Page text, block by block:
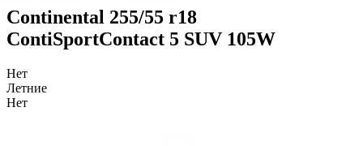
Continental 255/55 r18
ContiSportContact 5 SUV 105W
Нет
Летние
Нет